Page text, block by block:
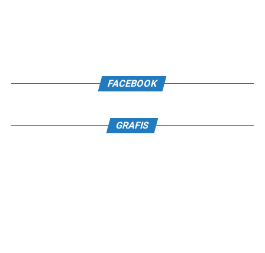
FACEBOOK
GRAFIS